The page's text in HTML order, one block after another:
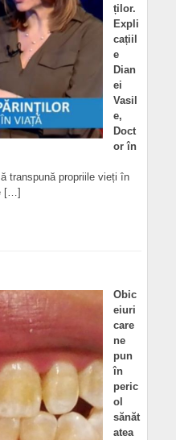
ților.
Expli
cațiil
e
Dian
ei
Vasil
e,
Doct
or în
transpună propriile vieți în
[…]
Obic
eiuri
care
ne
pun
în
peric
ol
sănăt
atea